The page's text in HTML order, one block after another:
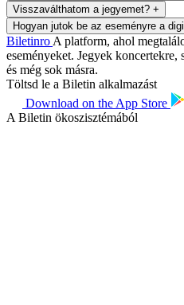
Visszaválthatom a jegyemet? +
Hogyan jutok be az eseményre a
Biletinro A platform, ahol
eseményeket. Jegyek
és még sok másra.
Töltsd le a Biletin alkalmazást
Download on the App Store
A Biletin ökoszisztémából